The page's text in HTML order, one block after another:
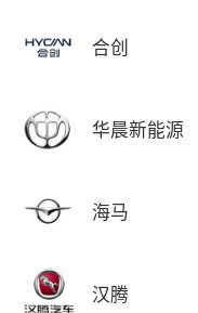
合创
华晨新能源
海马
汉腾